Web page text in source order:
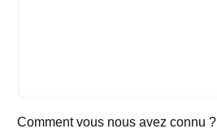
Comment vous nous avez connu ?